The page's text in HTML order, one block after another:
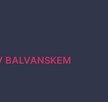
BALVANSKEM